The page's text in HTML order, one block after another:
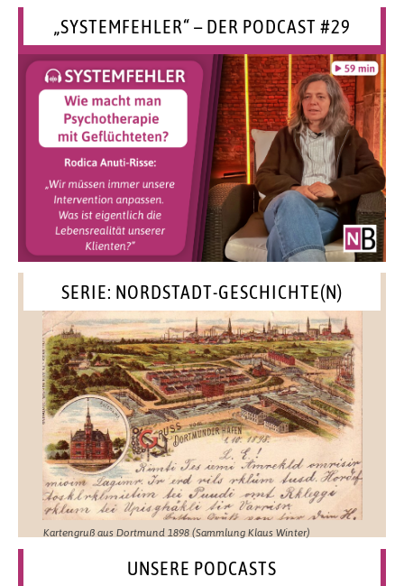
„SYSTEMFEHLER“ – DER PODCAST #29
SERIE: NORDSTADT-GESCHICHTE(N)
Kartengruß aus Dortmund 1898 (Sammlung Klaus Winter)
UNSERE PODCASTS